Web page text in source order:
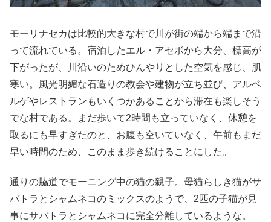
モーリナセカは比較的大きな村で川が街の端から端まで沿
って流れている。宿泊したエル・アセボから大分、標高が
下がったが、川沿いのためひんやりとした空気を感じ、肌
寒い。風光明媚な石造りの教会や建物が立ち並び、アルベ
ルゲやレストランもいくつかあることから滞在も楽しそう
でな村である。まだ歩いて2時間も立っていなく、休憩を
取るにも早すぎたのと、お腹も空いていなく、午前もまだ
早い時間のため、このまま歩き続けることにした。
通りの脇道でモーニング中の猫の親子。母猫らしき猫がサ
バトラとシャムネコのミックスのようで、2匹の子猫が見
事にサバトラとシャムネコに完全分離しているような。